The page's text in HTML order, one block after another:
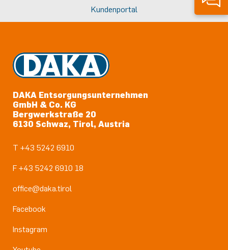
Kundenportal
DAKA Entsorgungsunternehmen
GmbH & Co. KG
Bergwerkstraße 20
6130 Schwaz, Tirol, Austria
T +43 5242 6910
F +43 5242 6910 18
office@daka.tirol
Facebook
Instagram